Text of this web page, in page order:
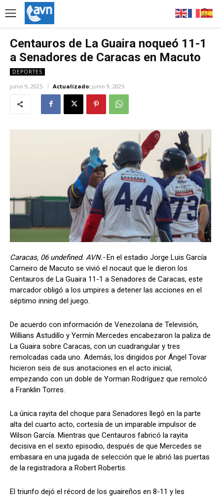
Centauros de La Guaira noqueó 11-1
a Senadores de Caracas en Macuto
DEPORTES
junio 9, 2025 Actualizado: junio 9, 2025
Caracas, 06 undefined. AVN.- En el estadio Jorge Luis García
Carneiro de Macuto se vivió el nocaut que le dieron los
Centauros de La Guaira 11-1 a Senadores de Caracas, este
marcador obligó a los umpires a detener las acciones en el
séptimo inning del juego.
De acuerdo con información de Venezolana de Televisión,
Willians Astudillo y Yermín Mercedes encabezaron la paliza de
La Guaira sobre Caracas, con un cuadrangular y tres
remolcadas cada uno. Además, los dirigidos por Ángel Tovar
hicieron seis de sus anotaciones en el acto inicial,
empezando con un doble de Yorman Rodríguez que remolcó
a Franklin Torres.
La única rayita del choque para Senadores llegó en la parte
alta del cuarto acto, cortesía de un imparable impulsor de
Wilson García. Mientras que Centauros fabricó la rayita
decisiva en el sexto episodio, después de que Mercedes se
embasara en una jugada de selección que le abrió las puertas
de la registradora a Robert Robertis.
El triunfo dejó el récord de los guaireños en 8-11 y les